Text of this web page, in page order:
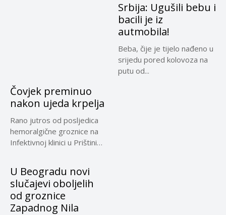
Čovjek preminuo
nakon ujeda krpelja
Rano jutros od posljedica
hemoralgične groznice na
Infektivnoj klinici u Prištini
Srbija: Ugušili bebu i
bacili je iz
autmobila!
Beba, čije je tijelo nađeno u
srijedu pored kolovoza na
putu od...
U Beogradu novi
slučajevi oboljelih
od groznice
Zapadnog Nila